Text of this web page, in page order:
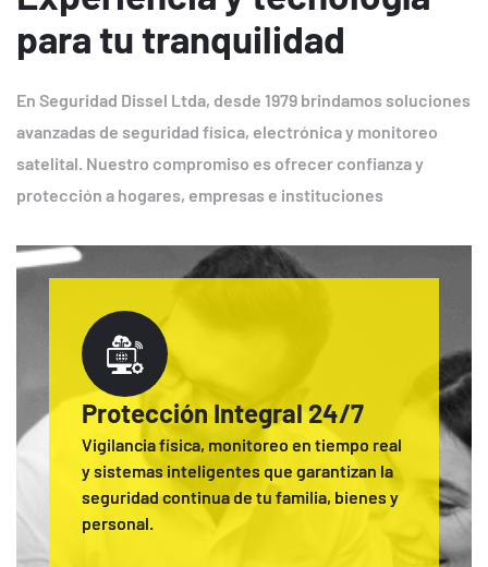
para tu tranquilidad
En Seguridad Dissel Ltda, desde 1979 brindamos soluciones
avanzadas de seguridad física, electrónica y monitoreo
satelital. Nuestro compromiso es ofrecer confianza y
protección a hogares, empresas e instituciones
Protección Integral 24/7
Vigilancia física, monitoreo en tiempo real
y sistemas inteligentes que garantizan la
seguridad continua de tu familia, bienes y
personal.